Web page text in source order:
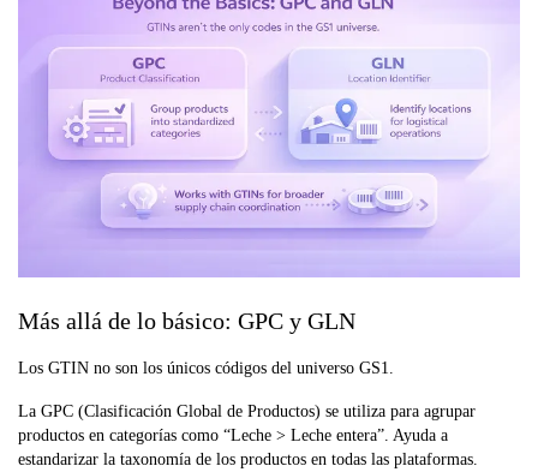
Más allá de lo básico: GPC y GLN
Los GTIN no son los únicos códigos del universo GS1.
La GPC (Clasificación Global de Productos) se utiliza para agrupar
productos en categorías como “Leche > Leche entera”. Ayuda a
estandarizar la taxonomía de los productos en todas las plataformas.